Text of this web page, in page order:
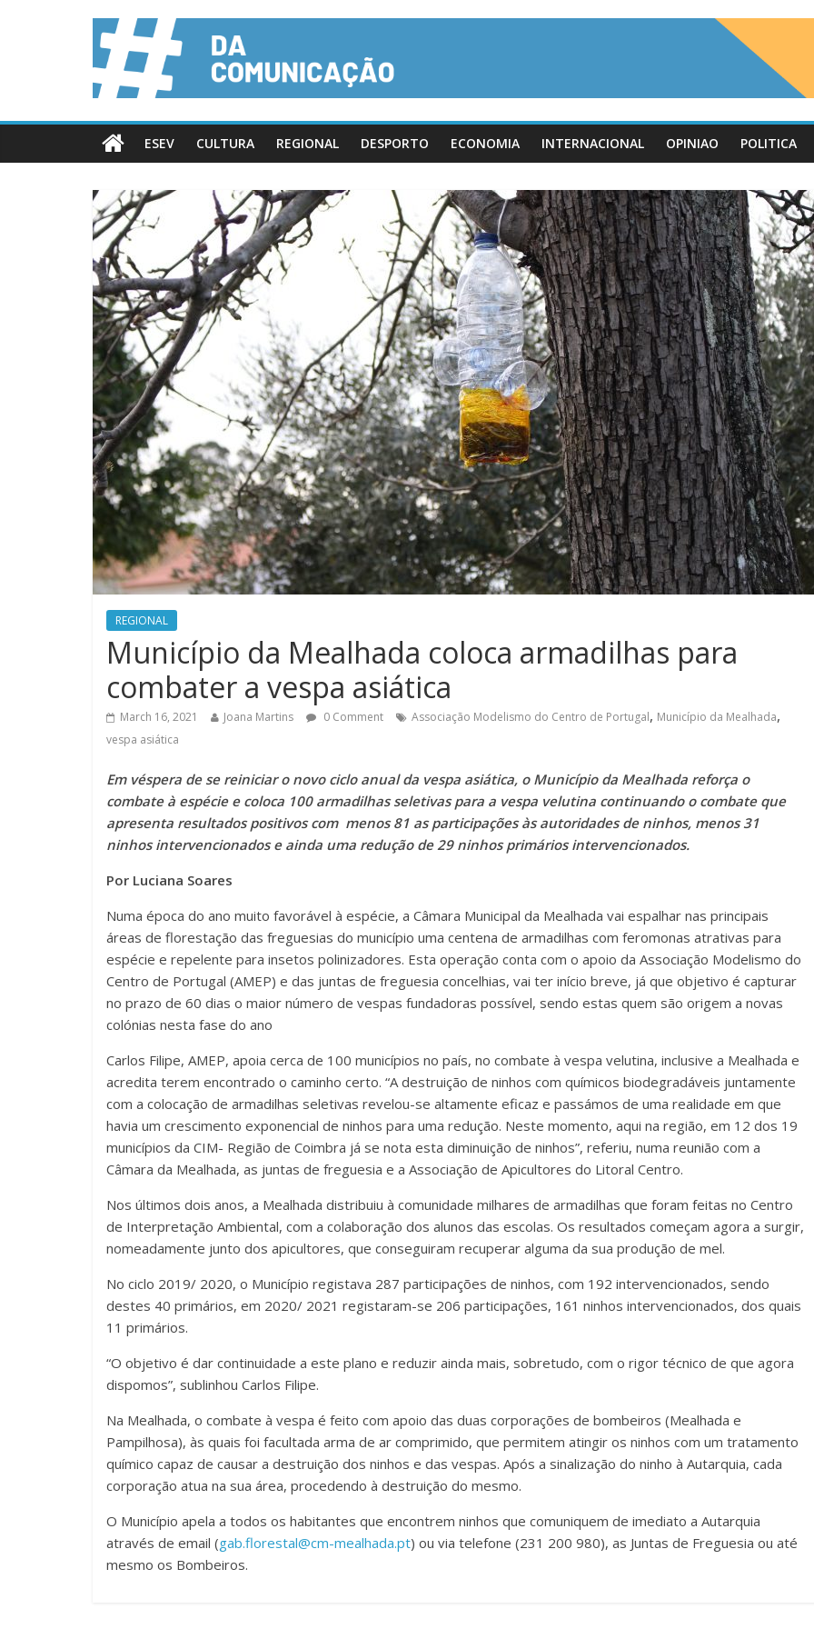
ESEV CULTURA REGIONAL DESPORTO ECONOMIA INTERNACIONAL OPINIAO POLITICA
REGIONAL
Município da Mealhada coloca armadilhas para
combater a vespa asiática
March 16, 2021 Joana Martins 0 Comment Associação Modelismo do Centro de Portugal, Município da Mealhada,
vespa asiática
Em véspera de se reiniciar o novo ciclo anual da vespa asiática, o Município da Mealhada reforça o
combate à espécie e coloca 100 armadilhas seletivas para a vespa velutina continuando o combate que
apresenta resultados positivos com menos 81 as participações às autoridades de ninhos, menos 31
ninhos intervencionados e ainda uma redução de 29 ninhos primários intervencionados.
Por Luciana Soares
Numa época do ano muito favorável à espécie, a Câmara Municipal da Mealhada vai espalhar nas principais
áreas de florestação das freguesias do município uma centena de armadilhas com feromonas atrativas para
espécie e repelente para insetos polinizadores. Esta operação conta com o apoio da Associação Modelismo do
Centro de Portugal (AMEP) e das juntas de freguesia concelhias, vai ter início breve, já que objetivo é capturar
no prazo de 60 dias o maior número de vespas fundadoras possível, sendo estas quem são origem a novas
colónias nesta fase do ano
Carlos Filipe, AMEP, apoia cerca de 100 municípios no país, no combate à vespa velutina, inclusive a Mealhada e
acredita terem encontrado o caminho certo. “A destruição de ninhos com químicos biodegradáveis juntamente
com a colocação de armadilhas seletivas revelou-se altamente eficaz e passámos de uma realidade em que
havia um crescimento exponencial de ninhos para uma redução. Neste momento, aqui na região, em 12 dos 19
municípios da CIM- Região de Coimbra já se nota esta diminuição de ninhos”, referiu, numa reunião com a
Câmara da Mealhada, as juntas de freguesia e a Associação de Apicultores do Litoral Centro.
Nos últimos dois anos, a Mealhada distribuiu à comunidade milhares de armadilhas que foram feitas no Centro
de Interpretação Ambiental, com a colaboração dos alunos das escolas. Os resultados começam agora a surgir,
nomeadamente junto dos apicultores, que conseguiram recuperar alguma da sua produção de mel.
No ciclo 2019/ 2020, o Município registava 287 participações de ninhos, com 192 intervencionados, sendo
destes 40 primários, em 2020/ 2021 registaram-se 206 participações, 161 ninhos intervencionados, dos quais
11 primários.
“O objetivo é dar continuidade a este plano e reduzir ainda mais, sobretudo, com o rigor técnico de que agora
dispomos”, sublinhou Carlos Filipe.
Na Mealhada, o combate à vespa é feito com apoio das duas corporações de bombeiros (Mealhada e
Pampilhosa), às quais foi facultada arma de ar comprimido, que permitem atingir os ninhos com um tratamento
químico capaz de causar a destruição dos ninhos e das vespas. Após a sinalização do ninho à Autarquia, cada
corporação atua na sua área, procedendo à destruição do mesmo.
O Município apela a todos os habitantes que encontrem ninhos que comuniquem de imediato a Autarquia
através de email (gab.florestal@cm-mealhada.pt) ou via telefone (231 200 980), as Juntas de Freguesia ou até
mesmo os Bombeiros.